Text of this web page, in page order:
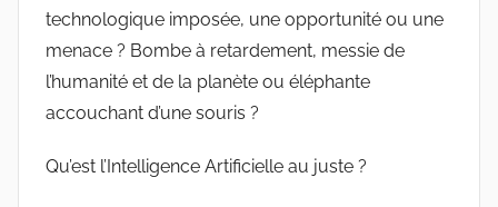
technologique imposée, une opportunité ou une
menace ? Bombe à retardement, messie de
l’humanité et de la planète ou éléphante
accouchant d’une souris ?
Qu’est l’Intelligence Artificielle au juste ?